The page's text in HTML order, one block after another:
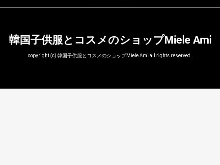
韓国子供服とコスメのショップMiele Ami
copyright (c) 韓国子供服とコスメのショップMiele Ami all rights reserved.